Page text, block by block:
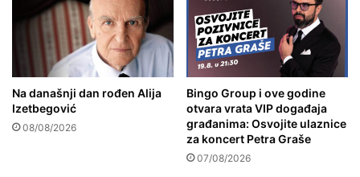
Na današnji dan rođen Alija
Izetbegović
08/08/2026
Bingo Group i ove godine
otvara vrata VIP događaja
građanima: Osvojite ulaznice
za koncert Petra Graše
07/08/2026